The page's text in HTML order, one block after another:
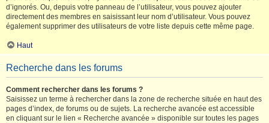
d’ignorés. Ou, depuis votre panneau de l’utilisateur, vous pouvez ajouter
directement des membres en saisissant leur nom d’utilisateur. Vous pouvez
également supprimer des utilisateurs de votre liste depuis cette même page.
Haut
Recherche dans les forums
Comment rechercher dans les forums ?
Saisissez un terme à rechercher dans la zone de recherche située en haut des
pages d’index, de forums ou de sujets. La recherche avancée est accessible
en cliquant sur le lien « Recherche avancée » disponible sur toutes les pages